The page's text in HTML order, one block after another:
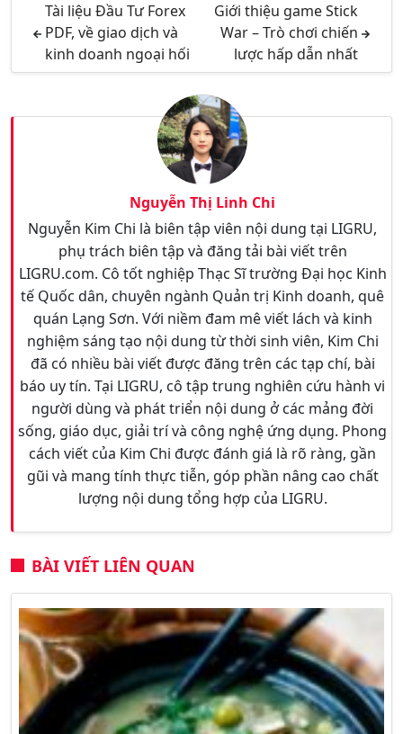
Tài liệu Đầu Tư Forex
PDF, về giao dịch và
kinh doanh ngoại hối
Giới thiệu game Stick
War – Trò chơi chiến
lược hấp dẫn nhất
Nguyễn Thị Linh Chi
Nguyễn Kim Chi là biên tập viên nội dung tại LIGRU,
phụ trách biên tập và đăng tải bài viết trên
LIGRU.com. Cô tốt nghiệp Thạc Sĩ trường Đại học Kinh
tế Quốc dân, chuyên ngành Quản trị Kinh doanh, quê
quán Lạng Sơn. Với niềm đam mê viết lách và kinh
nghiệm sáng tạo nội dung từ thời sinh viên, Kim Chi
đã có nhiều bài viết được đăng trên các tạp chí, bài
báo uy tín. Tại LIGRU, cô tập trung nghiên cứu hành vi
người dùng và phát triển nội dung ở các mảng đời
sống, giáo dục, giải trí và công nghệ ứng dụng. Phong
cách viết của Kim Chi được đánh giá là rõ ràng, gần
gũi và mang tính thực tiễn, góp phần nâng cao chất
lượng nội dung tổng hợp của LIGRU.
BÀI VIẾT LIÊN QUAN